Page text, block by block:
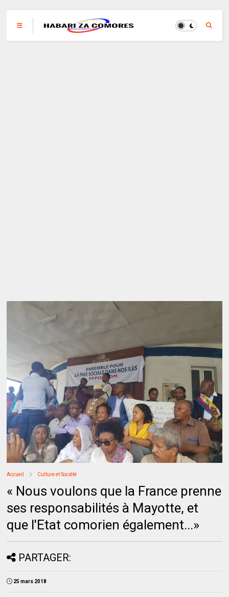
Accueil Culture et Société
« Nous voulons que la France prenne
ses responsabilités à Mayotte, et
que l'Etat comorien également...»
PARTAGER:
25 mars 2018